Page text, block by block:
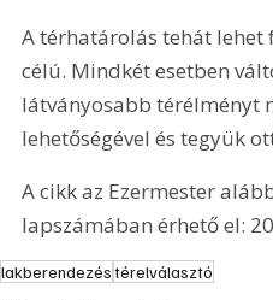
A térhatárolás tehát lehet
célú. Mindkét esetben
látványosabb térélményt
lehetőségével és tegyük
A cikk az Ezermester
lapszámában érhető el:
lakberendezéstérelválasztó